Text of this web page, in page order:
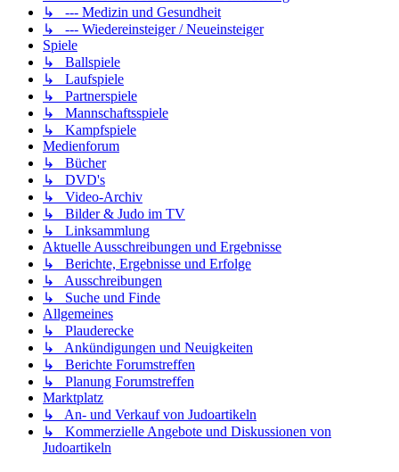
↳ --- Medizin und Gesundheit
↳ --- Wiedereinsteiger / Neueinsteiger
Spiele
↳ Ballspiele
↳ Laufspiele
↳ Partnerspiele
↳ Mannschaftsspiele
↳ Kampfspiele
Medienforum
↳ Bücher
↳ DVD's
↳ Video-Archiv
↳ Bilder & Judo im TV
↳ Linksammlung
Aktuelle Ausschreibungen und Ergebnisse
↳ Berichte, Ergebnisse und Erfolge
↳ Ausschreibungen
↳ Suche und Finde
Allgemeines
↳ Plauderecke
↳ Ankündigungen und Neuigkeiten
↳ Berichte Forumstreffen
↳ Planung Forumstreffen
Marktplatz
↳ An- und Verkauf von Judoartikeln
↳ Kommerzielle Angebote und Diskussionen von
Judoartikeln